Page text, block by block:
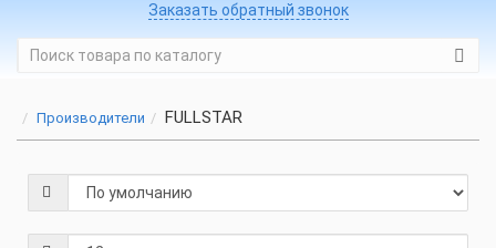
Заказать обратный звонок
Производители FULLSTAR